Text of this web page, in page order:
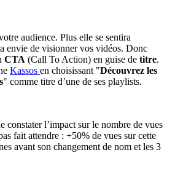
audience. Plus elle se sentira
envie de visionner vos vidéos. Donc
CTA (Call To Action) en guise de titre.
Kassos en choisissant "Découvrez les
" comme titre d’une de ses playlists.
constater l’impact sur le nombre de vues
fait attendre : +50% de vues sur cette
avant son changement de nom et les 3